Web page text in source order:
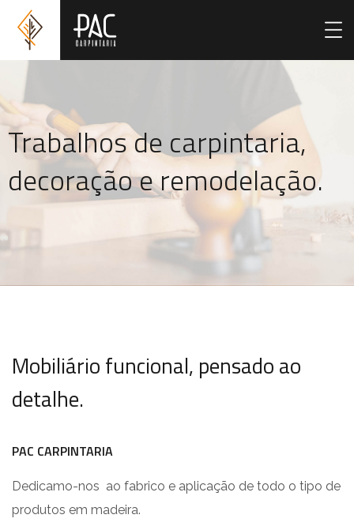
Trabalhos de carpintaria,
decoração e remodelação.
Mobiliário funcional, pensado ao
detalhe.
PAC CARPINTARIA
Dedicamo-nos ao fabrico e aplicação de todo o tipo de
produtos em madeira.